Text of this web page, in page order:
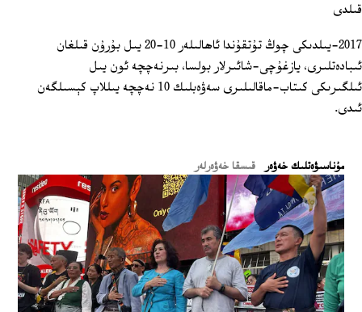
قىلدى
2017-يىلدىكى چوڭ تۇتقۇندا ئاھالىلەر 10-20 يىل بۇرۇن قىلغان
ئىبادەتلىرى، يازغۇچى-شائىرلار بولسا، بىرنەچچە ئون يىل
ئىلگىرىكى كىتاب-ماقالىلىرى سەۋەبلىك 10 نەچچە يىللاپ كېسىلگەن
ئىدى.
ﻣﯘﻧﺎﺳﯩﯟﻩﺗﻠﯩﻚ ﺧﻪﯞﻩﺭ قىسقا خەۋەرلەر